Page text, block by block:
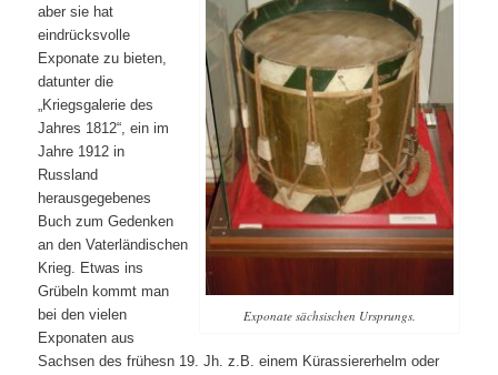
Exponate sächsischen Ursprungs.
aber sie hat
eindrücksvolle
Exponate zu bieten,
datunter die
„Kriegsgalerie des
Jahres 1812“, ein im
Jahre 1912 in
Russland
herausgegebenes
Buch zum Gedenken
an den Vaterländischen
Krieg. Etwas ins
Grübeln kommt man
bei den vielen
Exponaten aus
Sachsen des frühesn 19. Jh. z.B. einem Kürassiererhelm oder